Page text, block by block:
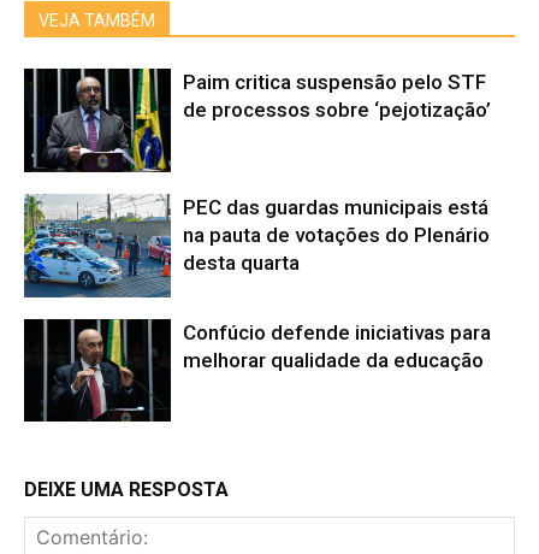
VEJA TAMBÉM
Paim critica suspensão pelo STF
de processos sobre ‘pejotização’
PEC das guardas municipais está
na pauta de votações do Plenário
desta quarta
Confúcio defende iniciativas para
melhorar qualidade da educação
DEIXE UMA RESPOSTA